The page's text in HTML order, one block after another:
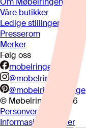
Våre butikker
Ledige stillinger
Presserom
Merker
Følg oss
mobelringen.no
@mobelringen
@mobelringennorge
© Møbelringen
2026
Personvern
Informasjonskapsler